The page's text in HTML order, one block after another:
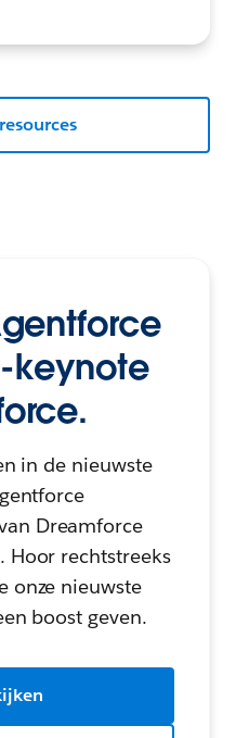
keynote
in de nieuwste
Dreamforce
Hoor rechtstreeks
onze nieuwste
boost geven.